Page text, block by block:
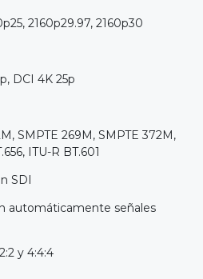
2160p29.97, 2160p30
DCI 4K 25p
SMPTE 269M, SMPTE 372M,
ITU-R BT.601
SDI
automáticamente señales
y 4:4:4